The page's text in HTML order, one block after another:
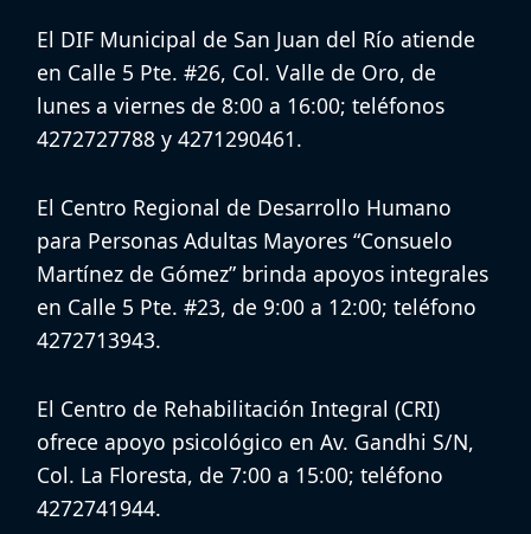
El DIF Municipal de San Juan del Río atiende
en Calle 5 Pte. #26, Col. Valle de Oro, de
lunes a viernes de 8:00 a 16:00; teléfonos
4272727788 y 4271290461.
El Centro Regional de Desarrollo Humano
para Personas Adultas Mayores “Consuelo
Martínez de Gómez” brinda apoyos integrales
en Calle 5 Pte. #23, de 9:00 a 12:00; teléfono
4272713943.
El Centro de Rehabilitación Integral (CRI)
ofrece apoyo psicológico en Av. Gandhi S/N,
Col. La Floresta, de 7:00 a 15:00; teléfono
4272741944.